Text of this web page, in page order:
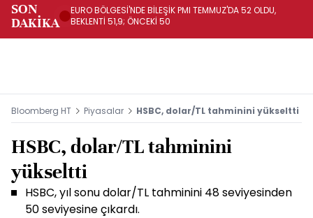
SON
DAKİKA
EURO BÖLGESİ'NDE BİLEŞİK PMI TEMMUZ'DA 52 OLDU,
BEKLENTİ 51,9; ÖNCEKİ 50
Bloomberg HT Piyasalar HSBC, dolar/TL tahminini yükseltti
HSBC, dolar/TL tahminini
yükseltti
HSBC, yıl sonu dolar/TL tahminini 48 seviyesinden
50 seviyesine çıkardı.